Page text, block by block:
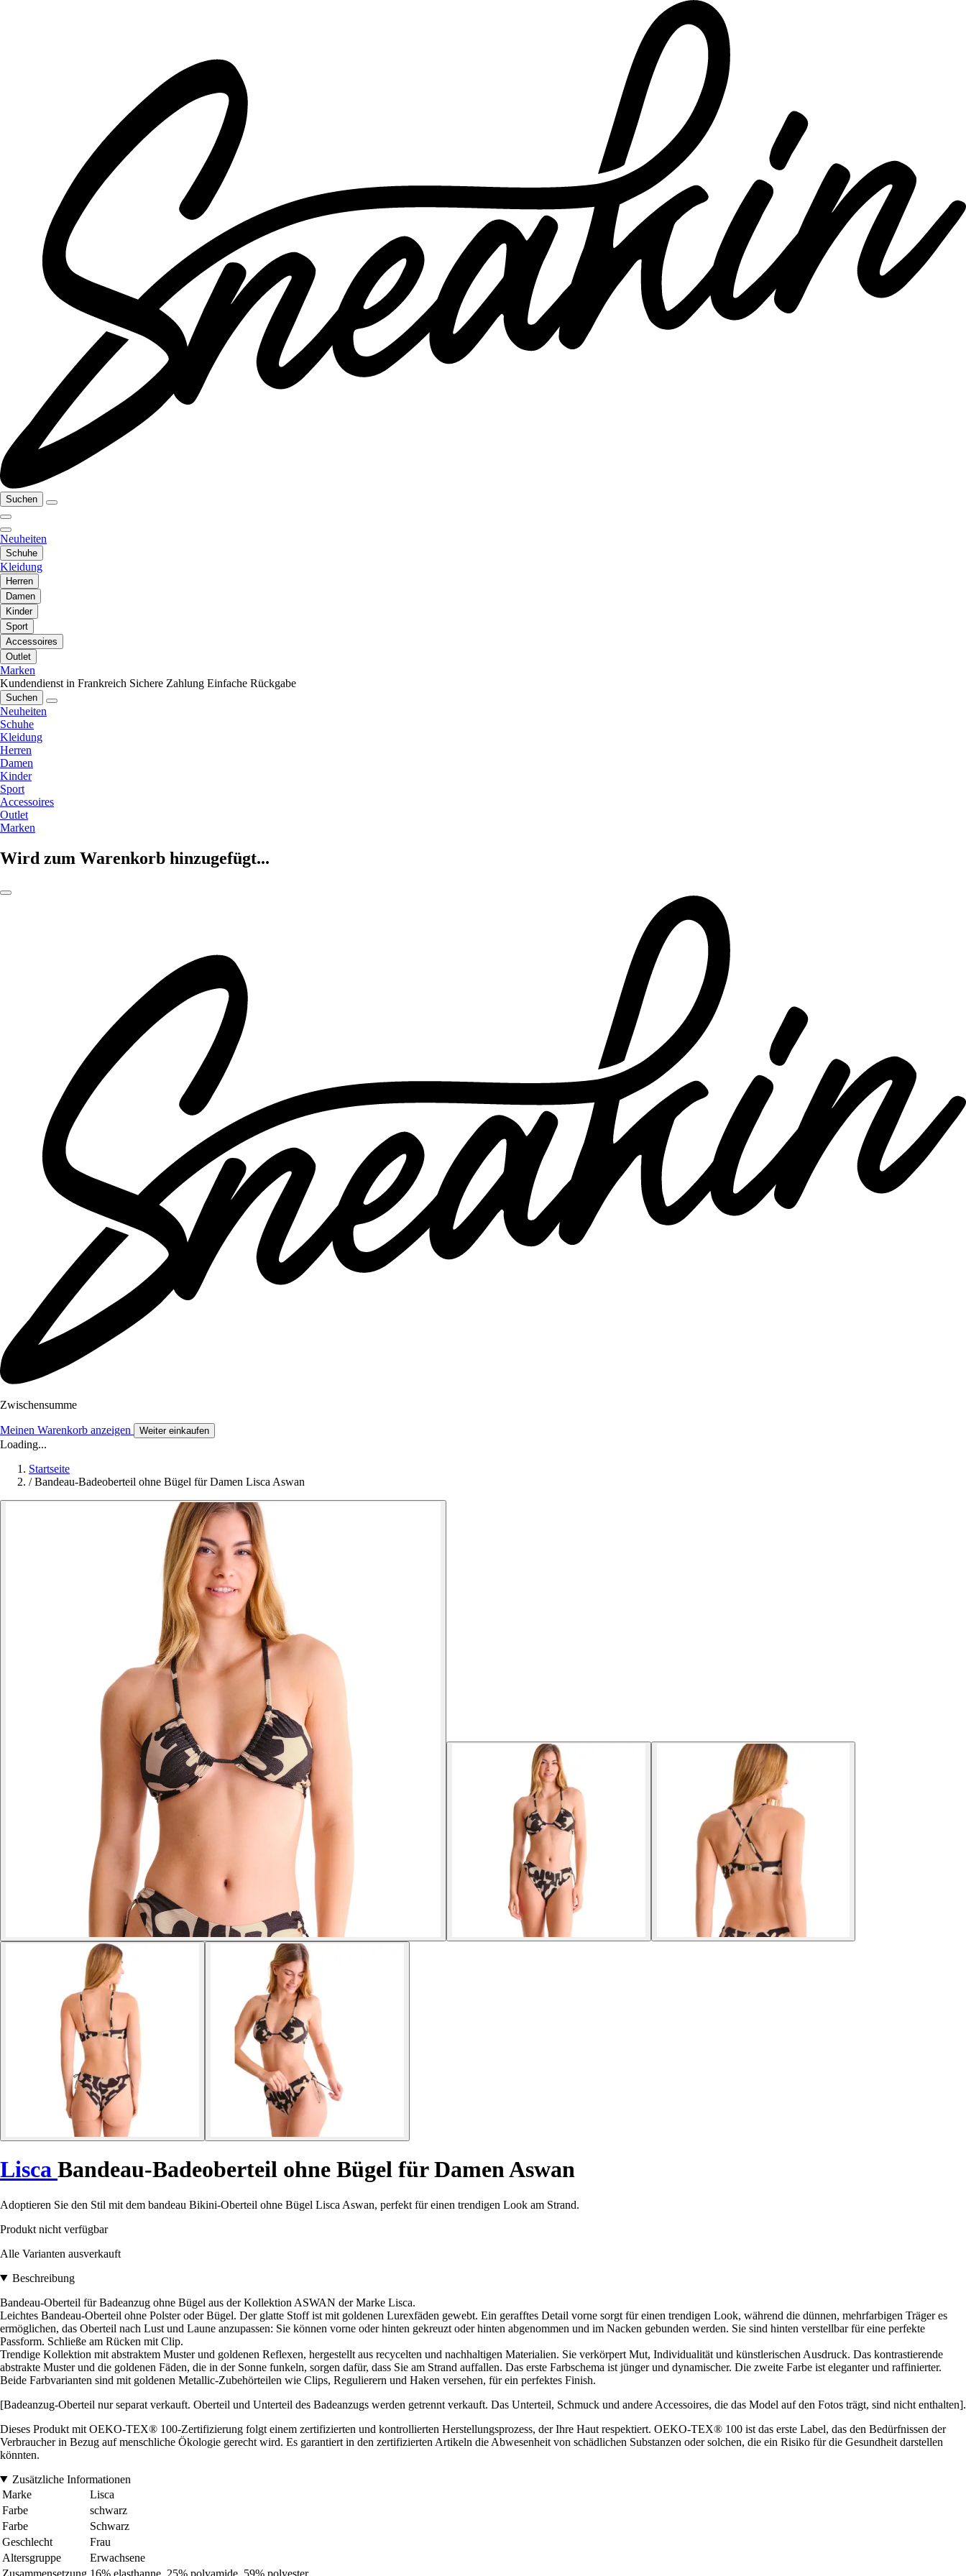
Suchen
Neuheiten
Schuhe
Kleidung
Herren
Damen
Kinder
Sport
Accessoires
Outlet
Marken
Kundendienst in Frankreich Sichere Zahlung Einfache Rückgabe
Suchen
Neuheiten
Schuhe
Kleidung
Herren
Damen
Kinder
Sport
Accessoires
Outlet
Marken
Wird zum Warenkorb hinzugefügt...
Zwischensumme
Meinen Warenkorb anzeigen Weiter einkaufen
Loading...
Startseite
/ Bandeau-Badeoberteil ohne Bügel für Damen Lisca Aswan
Lisca Bandeau-Badeoberteil ohne Bügel für Damen Aswan
Adoptieren Sie den Stil mit dem bandeau Bikini-Oberteil ohne Bügel Lisca Aswan, perfekt für einen trendigen Look am Strand.
Produkt nicht verfügbar
Alle Varianten ausverkauft
Beschreibung
Bandeau-Oberteil für Badeanzug ohne Bügel aus der Kollektion ASWAN der Marke Lisca.
Leichtes Bandeau-Oberteil ohne Polster oder Bügel. Der glatte Stoff ist mit goldenen Lurexfäden gewebt. Ein gerafftes Detail vorne sorgt für einen trendigen Look, während die dünnen, mehrfarbigen Träger es
ermöglichen, das Oberteil nach Lust und Laune anzupassen: Sie können vorne oder hinten gekreuzt oder hinten abgenommen und im Nacken gebunden werden. Sie sind hinten verstellbar für eine perfekte
Passform. Schließe am Rücken mit Clip.
Trendige Kollektion mit abstraktem Muster und goldenen Reflexen, hergestellt aus recycelten und nachhaltigen Materialien. Sie verkörpert Mut, Individualität und künstlerischen Ausdruck. Das kontrastierende
abstrakte Muster und die goldenen Fäden, die in der Sonne funkeln, sorgen dafür, dass Sie am Strand auffallen. Das erste Farbschema ist jünger und dynamischer. Die zweite Farbe ist eleganter und raffinierter.
Beide Farbvarianten sind mit goldenen Metallic-Zubehörteilen wie Clips, Regulierern und Haken versehen, für ein perfektes Finish.
[Badeanzug-Oberteil nur separat verkauft. Oberteil und Unterteil des Badeanzugs werden getrennt verkauft. Das Unterteil, Schmuck und andere Accessoires, die das Model auf den Fotos trägt, sind nicht enthalten].
Dieses Produkt mit OEKO-TEX® 100-Zertifizierung folgt einem zertifizierten und kontrollierten Herstellungsprozess, der Ihre Haut respektiert. OEKO-TEX® 100 ist das erste Label, das den Bedürfnissen der
Verbraucher in Bezug auf menschliche Ökologie gerecht wird. Es garantiert in den zertifizierten Artikeln die Abwesenheit von schädlichen Substanzen oder solchen, die ein Risiko für die Gesundheit darstellen
könnten.
Zusätzliche Informationen
Marke
Lisca
Farbe
schwarz
Farbe
Schwarz
Geschlecht
Frau
Altersgruppe
Erwachsene
Zusammensetzung 16% elasthanne, 25% polyamide, 59% polyester